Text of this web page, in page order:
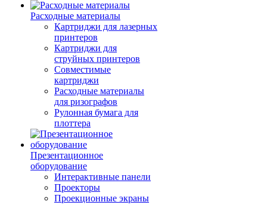
Расходные материалы
Картриджи для лазерных
принтеров
Картриджи для
струйных принтеров
Совместимые
картриджи
Расходные материалы
для ризографов
Рулонная бумага для
плоттера
Презентационное
оборудование
Интерактивные панели
Проекторы
Проекционные экраны